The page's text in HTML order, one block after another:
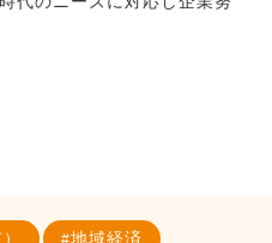
地域経済